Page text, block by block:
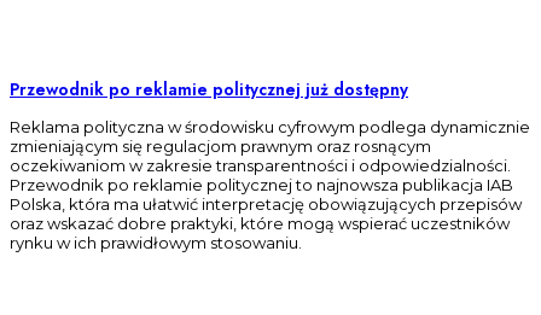
Przewodnik po reklamie politycznej już dostępny
Reklama polityczna w środowisku cyfrowym podlega dynamicznie
zmieniającym się regulacjom prawnym oraz rosnącym
oczekiwaniom w zakresie transparentności i odpowiedzialności.
Przewodnik po reklamie politycznej to najnowsza publikacja IAB
Polska, która ma ułatwić interpretację obowiązujących przepisów
oraz wskazać dobre praktyki, które mogą wspierać uczestników
rynku w ich prawidłowym stosowaniu.